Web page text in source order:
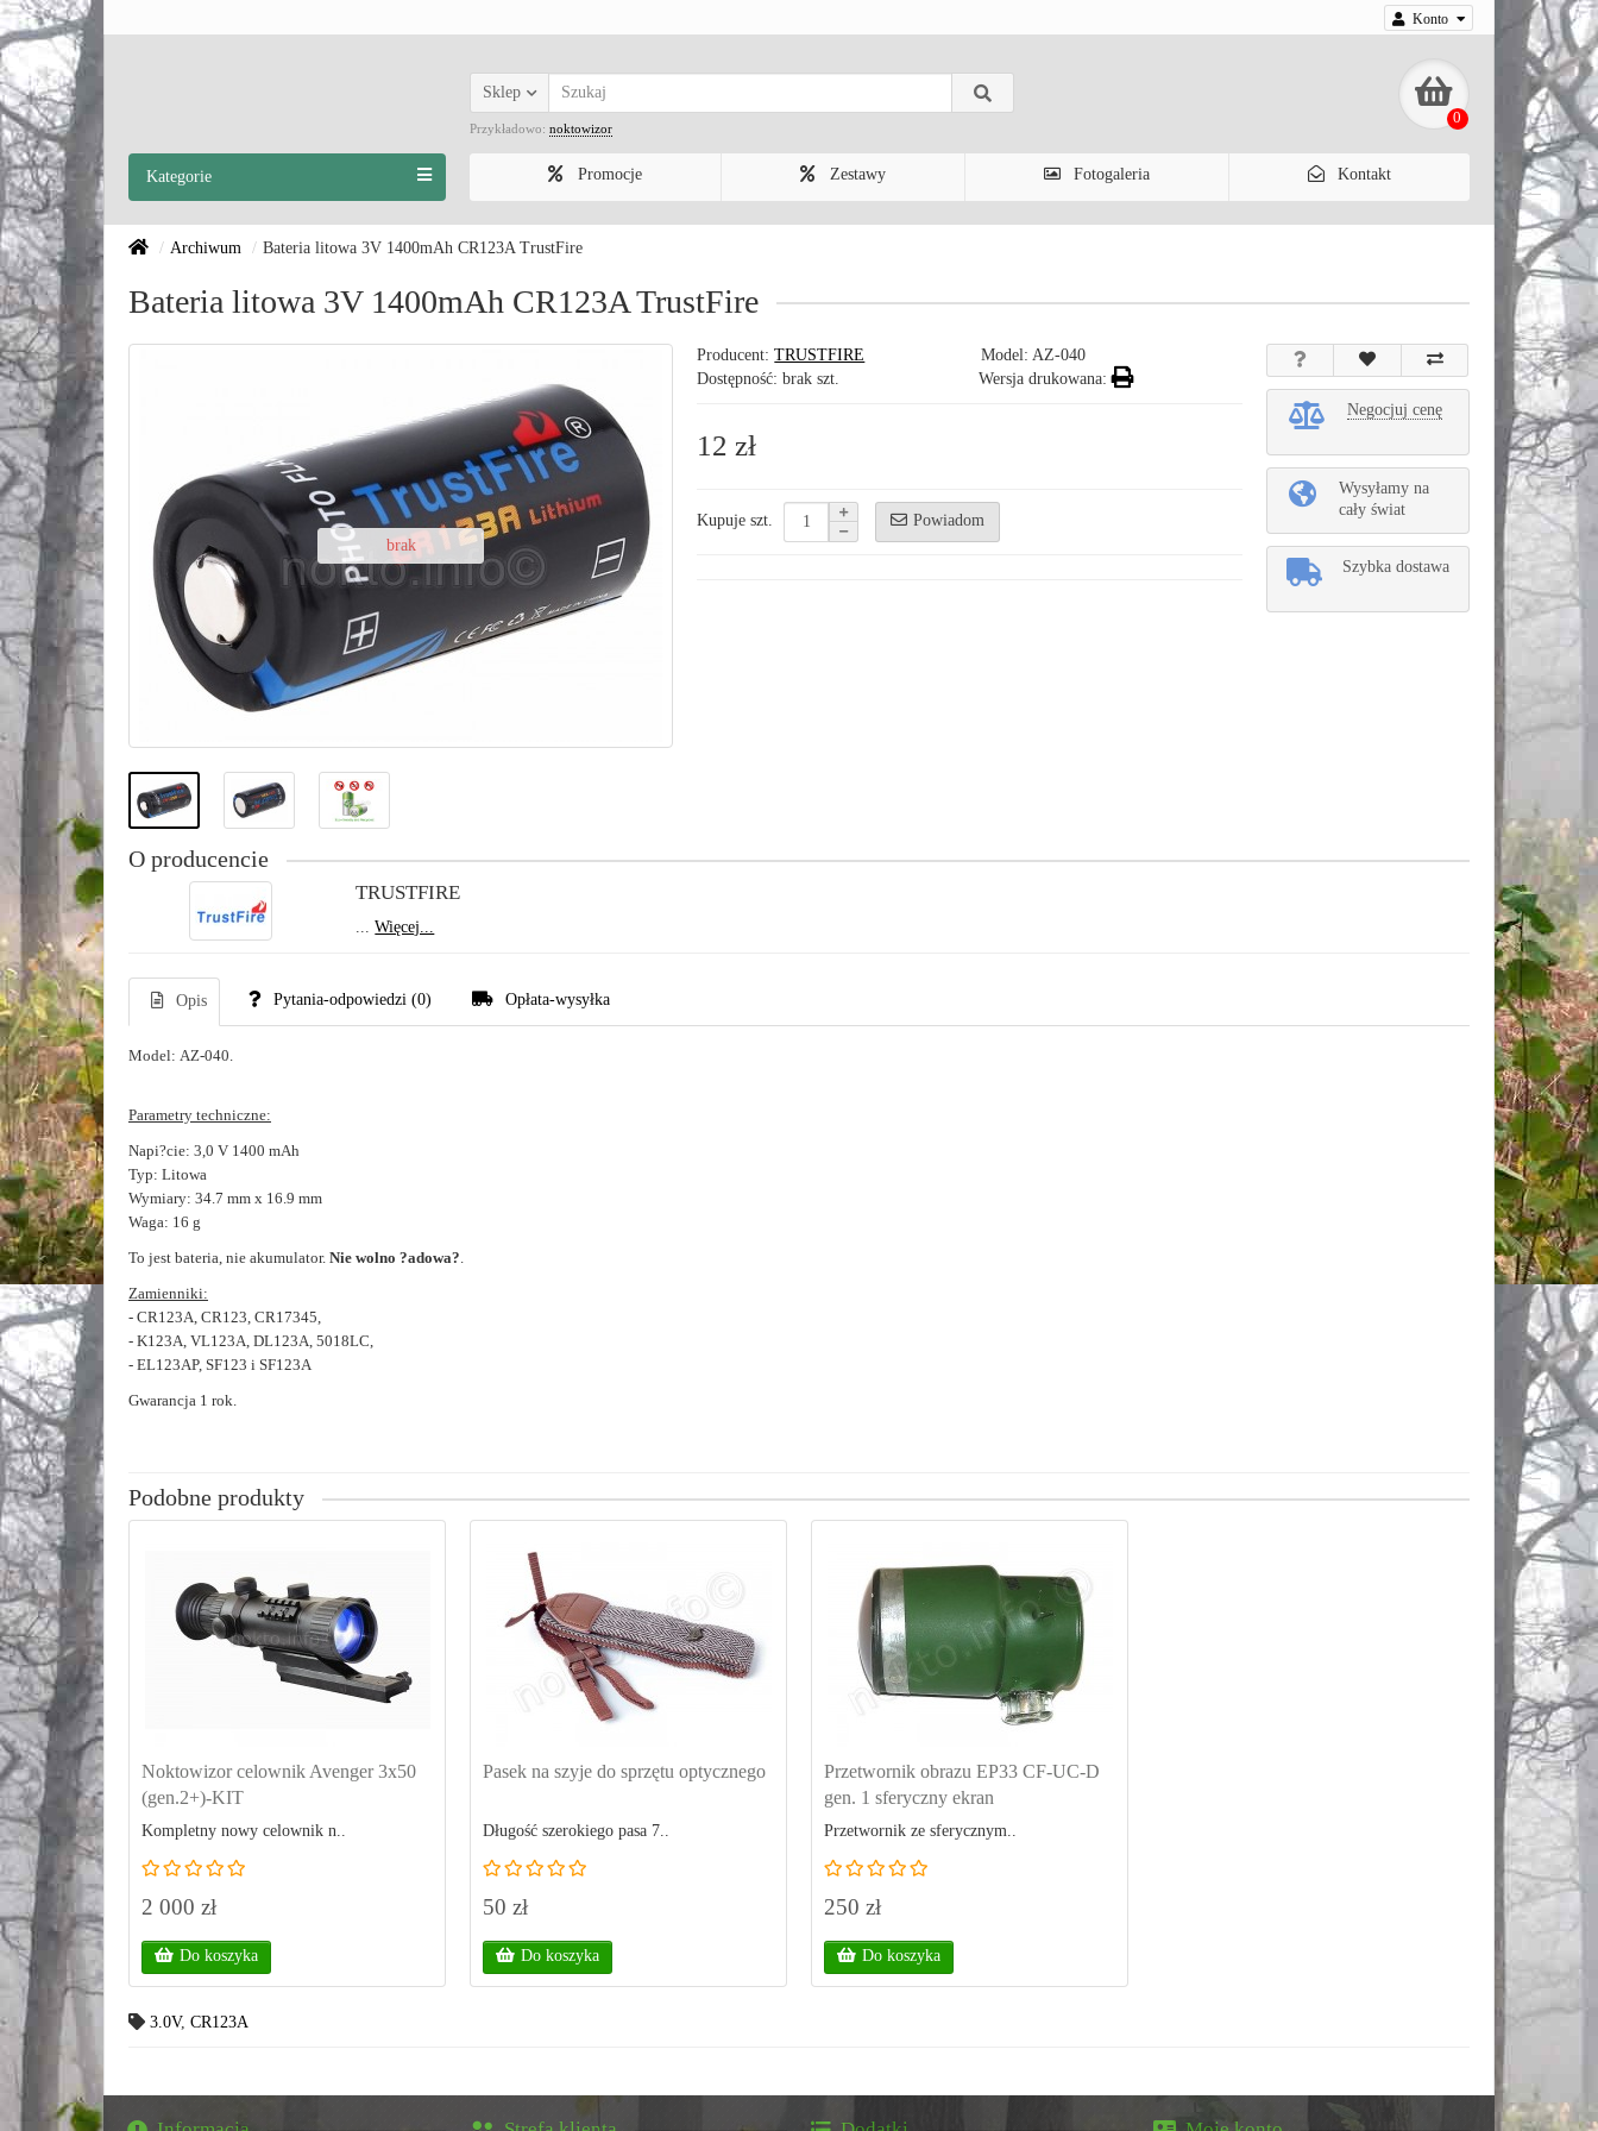
Konto
0
Sklep
Przykładowo: noktowizor
Promocje Zestawy Fotogaleria Kontakt
Kategorie
Archiwum Bateria litowa 3V 1400mAh CR123A TrustFire
Bateria litowa 3V 1400mAh CR123A TrustFire
brak
Producent:TRUSTFIRE Model:AZ-040
Wersja drukowana:
Dostępność: brak szt.
12 zł
Kupuje szt. Powiadom
Negocjuj cenę
Wysyłamy na
cały świat
Szybka dostawa
O producencie
TRUSTFIRE
...Więcej...
Opis Pytania-odpowiedzi (0) Opłata-wysyłka
Model: AZ-040.
Parametry techniczne:
Napi?cie: 3,0 V 1400 mAh
Typ: Litowa
Wymiary: 34.7 mm x 16.9 mm
Waga: 16 g
To jest bateria, nie akumulator. Nie wolno ?adowa?.
Zamienniki:
- CR123A, CR123, CR17345,
- K123A, VL123A, DL123A, 5018LC,
- EL123AP, SF123 i SF123A
Gwarancja 1 rok.
Podobne produkty
Noktowizor celownik Avenger 3x50
(gen.2+)-KIT
Kompletny nowy celownik n..
2 000 zł
Do koszyka
Pasek na szyje do sprzętu optycznego
Długość szerokiego pasa 7..
50 zł
Do koszyka
Przetwornik obrazu EP33 CF-UC-D
gen. 1 sferyczny ekran
Przetwornik ze sferycznym..
250 zł
Do koszyka
3.0V, CR123A